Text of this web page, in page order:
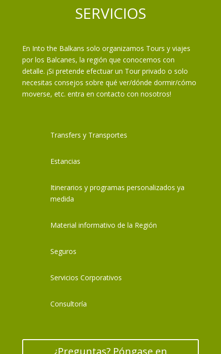
SERVICIOS
En Into the Balkans solo organizamos Tours y viajes
por los Balcanes, la región que conocemos con
detalle. ¡Si pretende efectuar un Tour privado o solo
necesitas consejos sobre qué ver/dónde dormir/cómo
moverse, etc. entra en contacto con nosotros!
Transfers y Transportes
Estancias
Itinerarios y programas personalizados ya
medida
Material informativo de la Región
Seguros
Servicios Corporativos
Consultoría
¿Preguntas? Póngase en